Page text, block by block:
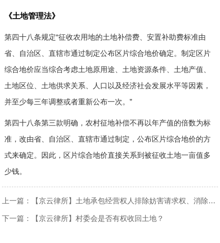
《土地管理法》
第四十八条规定“征收农用地的土地补偿费、安置补助费标准由
省、自治区、直辖市通过制定公布区片综合地价确定。制定区片
综合地价应当综合考虑土地原用途、土地资源条件、土地产值、
土地区位、土地供求关系、人口以及经济社会发展水平等因素，
并至少每三年调整或者重新公布一次。”
第四十八条第三款明确，农村征地补偿不再以年产值的倍数为标
准，改由省、自治区、直辖市通过制定，公布区片综合地价的方
式来确定。因此，区片综合地价直接关系到被征收土地一亩值多
少钱。
上一篇： 【京云律所】土地承包经营权人排除妨害请求权、消除危险请求权的行使
下一篇： 【京云律所】村委会是否有权收回土地？